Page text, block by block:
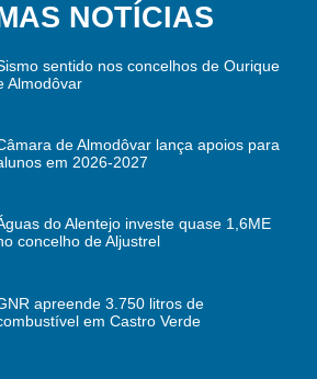
NOTÍCIAS
sentido nos concelhos de Ourique
Almodôvar
de Almodôvar lança apoios para
em 2026-2027
do Alentejo investe quase 1,6ME
concelho de Aljustrel
apreende 3.750 litros de
em Castro Verde